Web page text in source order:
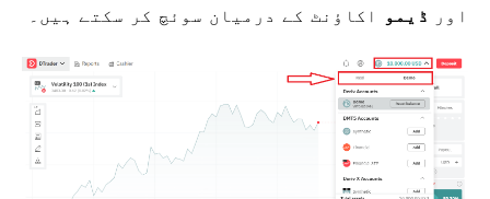
اور ڈیمو اکاؤنٹ کے درمیان سوئچ کر سکتے ہیں۔